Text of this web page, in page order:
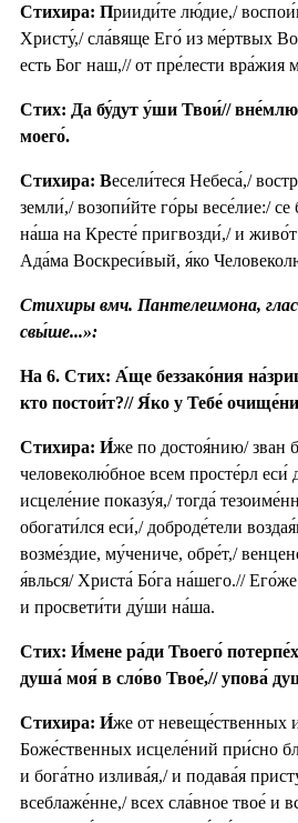
Стихира: Прииди́те лю́дие,/
Христу́,/ сла́вяще Его́ из ме́ртвых
есть Бог наш,// от пре́лести вра́жия
Стих: Да бу́дут у́ши Твои́//
моего́.
Стихира: Весели́теся Небеса́,/
земли́,/ возопи́йте го́ры весе́лие:/
на́ша на Кресте́ пригвозди́,/ и
Ада́ма Воскреси́вый, я́ко
Стихиры вмч. Пантелеимона,
свы́ше...»:
На 6. Стих: А́ще беззако́ния
кто постои́т?// Я́ко у Тебе́
Стихира: И́же по достоя́нию/ зван
человеколю́бное всем просте́рл еси́
исцеле́ние показу́я,/ тогда́
обогати́лся еси́,/ доброде́тели
возме́здие, му́чениче, обре́т,/
я́влься/ Христа́ Бо́га на́шего.//
и просвети́ти ду́ши на́ша.
Стих: И́мене ра́ди Твоего́
душа́ моя́ в сло́во Твое́,// упова́
Стихира: И́же от невеще́ственных
Боже́ственных исцеле́ний при́сно
и бога́тно излива́я,/ и подава́я
всеблаже́нне,/ всех сла́вное твое́ и